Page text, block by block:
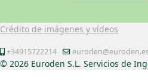
Crédito de imágenes y vídeos
+34915722214
© 2026 Euroden S.L. Servicios de